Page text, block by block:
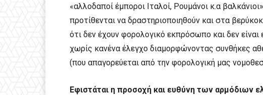
«αλλοδαποί έμποροι Ιταλοί, Ρουμάνοι κ.α
προτίθενται να δραστηριοποιηθούν και στα
ότι δεν έχουν φορολογικό εκπρόσωπο και δεν
χωρίς κανένα έλεγχο διαμορφώνοντας συνθήκες
(που απαγορεύεται από την φορολογική μας
Εφιστάται η προσοχή και ευθύνη των αρμόδιων